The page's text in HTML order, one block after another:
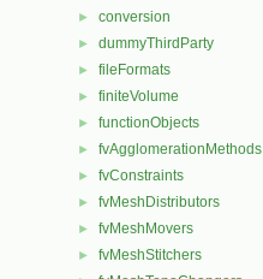
► conversion
► dummyThirdParty
► fileFormats
► finiteVolume
► functionObjects
► fvAgglomerationMethods
► fvConstraints
► fvMeshDistributors
► fvMeshMovers
► fvMeshStitchers